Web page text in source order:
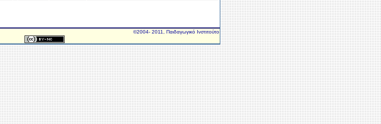
©2004- 2011, Παιδαγωγικό Ινστιτούτο